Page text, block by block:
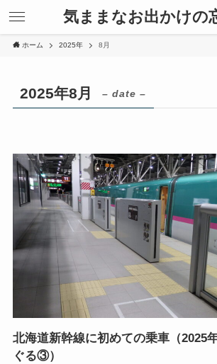
気ままなお出かけの
ホーム 2025年 8月
2025年8月 – date –
北海道新幹線に初めての乗車（2025
ぐる③）